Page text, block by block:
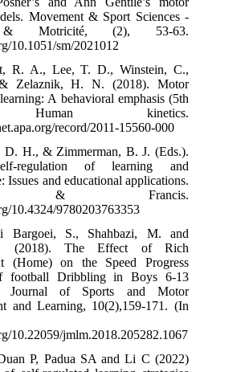
learning
Science
31. Schmidt,
Wulf, G., &
control and
ed.).
https://
32. Schunk,
(2023).
performance:
33. Tarshizi
Darabi, A.
Environment
Learning of
Years old.
Development
https://doi.org/
34. Xu L,